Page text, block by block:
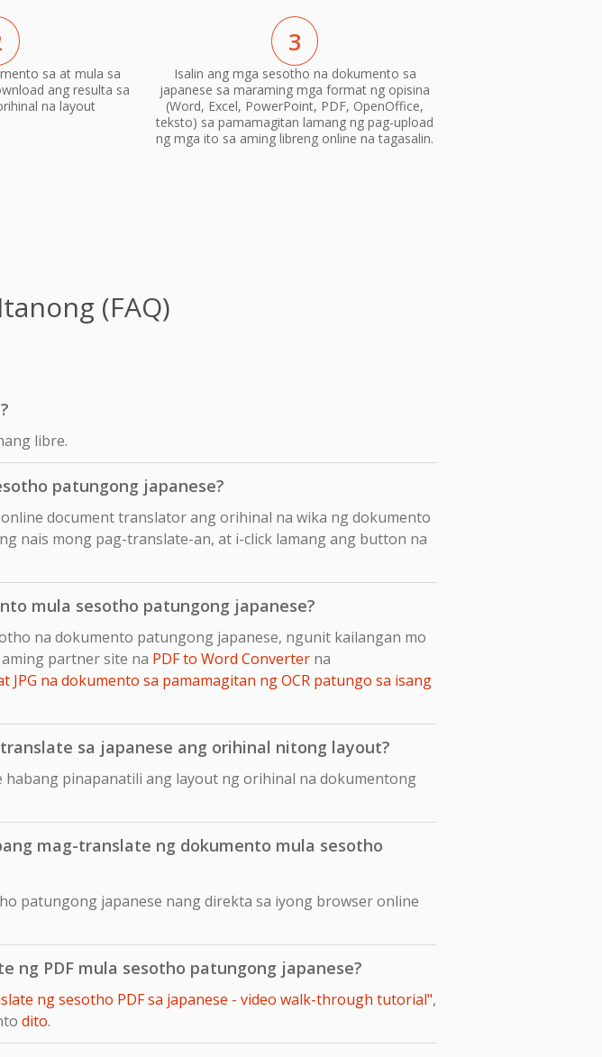
sa at mula sa
ang resulta sa
na layout
3
Isalin ang mga sesotho na dokumento sa
japanese sa maraming mga format ng opisina
(Word, Excel, PowerPoint, PDF, OpenOffice,
teksto) sa pamamagitan lamang ng pag-upload
ng mga ito sa aming libreng online na tagasalin.
(FAQ)
libre.
patungong japanese?
document translator ang orihinal na wika ng dokumento
nais mong pag-translate-an, at i-click lamang ang button na
mula sesotho patungong japanese?
na dokumento patungong japanese, ngunit kailangan mo
partner site na PDF to Word Converter na
JPG na dokumento sa pamamagitan ng OCR patungo sa isang
sa japanese ang orihinal nitong layout?
habang pinapanatili ang layout ng orihinal na dokumentong
mag-translate ng dokumento mula sesotho
patungong japanese nang direkta sa iyong browser online
ng PDF mula sesotho patungong japanese?
ng sesotho PDF sa japanese - video walk-through tutorial",
dito.